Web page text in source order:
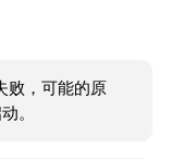
败，可能的原
。